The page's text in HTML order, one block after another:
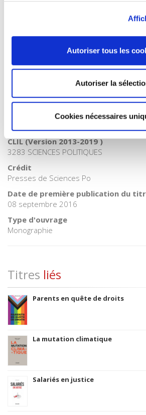
Autoriser tous les
Autoriser la
Cookies nécessaires
Catégorie (éditeur)
Internet Hierarchy>Science politique
BISAC Subject Heading
POL000000 POLITICAL SCIENCE
BIC subject category (UK)
JP Politics & government
Code publique Onix
CLIL (Version 2013-2019 )
3283 SCIENCES POLITIQUES
Crédit
Presses de Sciences Po
Date de première publication du
08 septembre 2016
Type d'ouvrage
Monographie
Titres liés
Parents en quête de droits
La mutation climatique
Salariés en justice